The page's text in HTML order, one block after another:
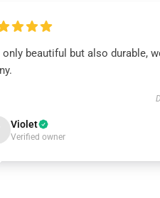
only beautiful but also durable,
Violet
Verified owner